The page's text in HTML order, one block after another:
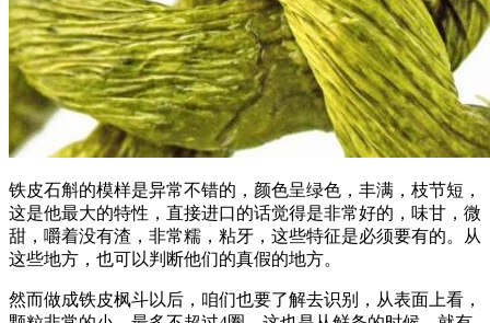
铁皮石斛的模样是异常不错的，颜色呈绿色，丰满，枝节短，
这是他最大的特性，直接进口的话觉得是非常好的，味甘，微
甜，嚼着没有渣，非常糯，粘牙，这些特征是必须要有的。从
这些地方，也可以判断他们的真假的地方。
然而做成铁皮枫斗以后，咱们也要了解去识别，从表面上看，